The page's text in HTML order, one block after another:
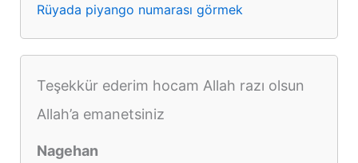
Rüyada piyango numarası görmek
Teşekkür ederim hocam Allah razı olsun
Allah’a emanetsiniz
Nagehan